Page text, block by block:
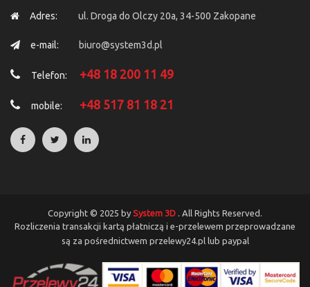
Adres: ul. Droga do Olczy 20a, 34-500 Zakopane
e-mail: biuro@system3d.pl
Telefon: +48 18 200 11 49
mobile: +48 517 81 18 21
Copyright © 2025 by System 3D . All Rights Reserved.
Rozliczenia transakcji kartą płatniczą i e-przelewem przeprowadzane
są za pośrednictwem przelewy24.pl lub paypal